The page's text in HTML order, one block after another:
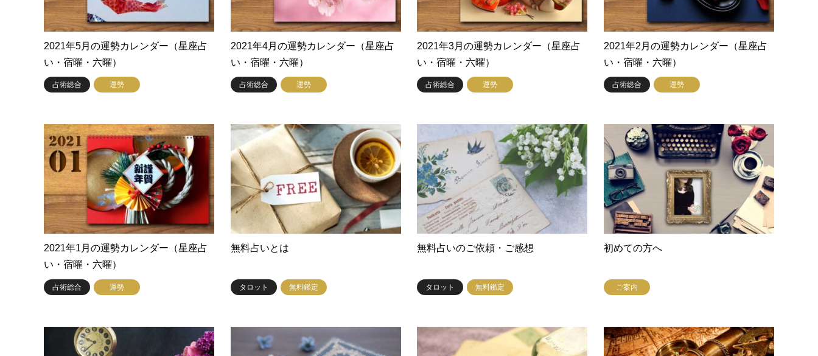
2021年5月の運勢カレンダー（星座占
い・宿曜・六曜）
占術総合 運勢
2021年4月の運勢カレンダー（星座占
い・宿曜・六曜）
占術総合 運勢
2021年3月の運勢カレンダー（星座占
い・宿曜・六曜）
占術総合 運勢
2021年2月の運勢カレンダー（星座占
い・宿曜・六曜）
占術総合 運勢
2021年1月の運勢カレンダー（星座占
い・宿曜・六曜）
占術総合 運勢
無料占いとは
タロット 無料鑑定
無料占いのご依頼・ご感想
タロット 無料鑑定
初めての方へ
ご案内